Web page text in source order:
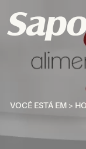
VOCÊ ESTÁ EM >